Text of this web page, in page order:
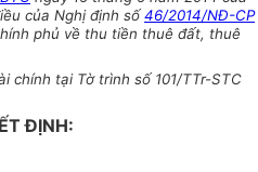
của Nghị định số46/2014/NĐ-CP
phủ về thu tiền thuê đất, thuê
chính tại Tờ trình số 101/TTr-STC
ĐỊNH: